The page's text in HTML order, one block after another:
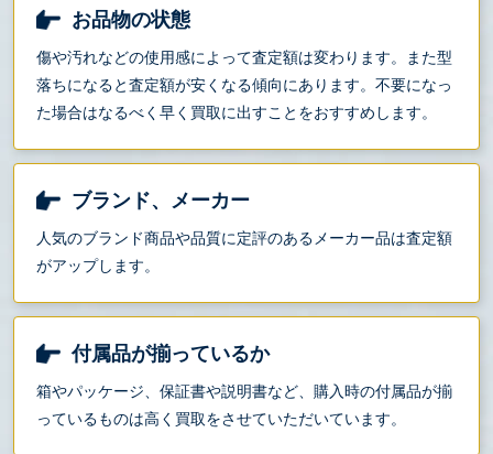
お品物の状態
傷や汚れなどの使用感によって査定額は変わります。また型
落ちになると査定額が安くなる傾向にあります。不要になっ
た場合はなるべく早く買取に出すことをおすすめします。
ブランド、メーカー
人気のブランド商品や品質に定評のあるメーカー品は査定額
がアップします。
付属品が揃っているか
箱やパッケージ、保証書や説明書など、購入時の付属品が揃
っているものは高く買取をさせていただいています。